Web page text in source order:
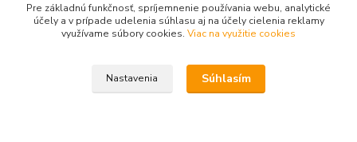
Pre základnú funkčnosť, spríjemnenie používania webu, analytické
účely a v prípade udelenia súhlasu aj na účely cielenia reklamy
využívame súbory cookies. Viac na využitie cookies
Nastavenia Súhlasím